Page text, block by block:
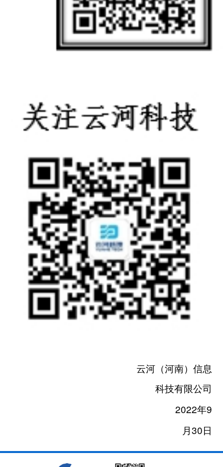
云河（河南）信息
科技有限公司
2022年9
月30日